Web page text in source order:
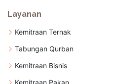
Layanan
Kemitraan Ternak
Tabungan Qurban
Kemitraan Bisnis
Kemitraan Pakan